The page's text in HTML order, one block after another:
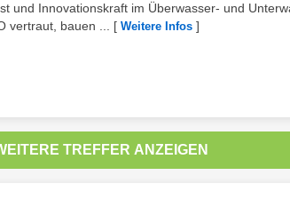
und Innovationskraft im Überwasser- und
vertraut, bauen ...
[ Weitere Infos ]
TREFFER ANZEIGEN